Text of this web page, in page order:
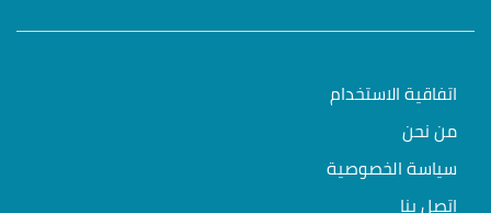
اتفاقية الاستخدام
من نحن
سياسة الخصوصية
اتصل بنا